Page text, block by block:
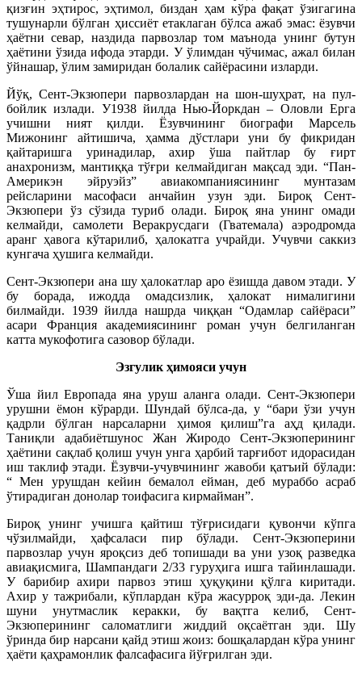
қизғин эҳтирос, эҳтимол, биздан ҳам кўра фақат ўзигагина
тушунарли бўлган ҳиссиёт етаклаган бўлса ажаб эмас: ёзувчи
ҳаётни севар, наздида парвозлар том маънода унинг бутун
ҳаётини ўзида ифода этарди. У ўлимдан чўчимас, ажал билан
ўйнашар, ўлим замиридан болалик сайёрасини изларди.
Йўқ, Сент-Экзюпери парвозлардан на шон-шуҳрат, на пул-
бойлик излади. У1938 йилда Нью-Йоркдан – Оловли Ерга
учишни ният қилди. Ёзувчининг биографи Марсель
Мижонинг айтишича, ҳамма дўстлари уни бу фикридан
қайтаришга уринадилар, ахир ўша пайтлар бу ғирт
анахронизм, мантиққа тўғри келмайдиган мақсад эди. “Пан-
Америкэн эйруэйз” авиакомпаниясининг мунтазам
рейсларини масофаси анчайин узун эди. Бироқ Сент-
Экзюпери ўз сўзида туриб олади. Бироқ яна унинг омади
келмайди, самолети Веракрусдаги (Гватемала) аэродромда
аранг ҳавога кўтарилиб, ҳалокатга учрайди. Учувчи саккиз
кунгача ҳушига келмайди.
Сент-Экзюпери ана шу ҳалокатлар аро ёзишда давом этади. У
бу борада, ижодда омадсизлик, ҳалокат нималигини
билмайди. 1939 йилда нашрда чиққан “Одамлар сайёраси”
асари Франция академиясининг роман учун белгиланган
катта мукофотига сазовор бўлади.
Эзгулик ҳимояси учун
Ўша йил Европада яна уруш аланга олади. Сент-Экзюпери
урушни ёмон кўрарди. Шундай бўлса-да, у “бари ўзи учун
қадрли бўлган нарсаларни ҳимоя қилиш”га аҳд қилади.
Таниқли адабиётшунос Жан Жиродо Сент-Экзюперининг
ҳаётини сақлаб қолиш учун унга ҳарбий тарғибот идорасидан
иш таклиф этади. Ёзувчи-учувчининг жавоби қатъий бўлади:
“ Мен урушдан кейин бемалол ейман, деб мураббо асраб
ўтирадиган донолар тоифасига кирмайман”.
Бироқ унинг учишга қайтиш тўғрисидаги қувончи кўпга
чўзилмайди, ҳафсаласи пир бўлади. Сент-Экзюперини
парвозлар учун яроқсиз деб топишади ва уни узоқ разведка
авиақисмига, Шампандаги 2/33 гуруҳига ишга тайинлашади.
У барибир ахири парвоз этиш ҳуқуқини қўлга киритади.
Ахир у тажрибали, кўплардан кўра жасурроқ эди-да. Лекин
шуни унутмаслик керакки, бу вақтга келиб, Сент-
Экзюперининг саломатлиги жиддий оқсаётган эди. Шу
ўринда бир нарсани қайд этиш жоиз: бошқалардан кўра унинг
ҳаёти қаҳрамонлик фалсафасига йўғрилган эди.